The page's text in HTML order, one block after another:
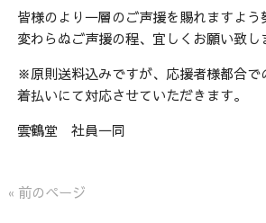
皆様のより一層のご声援を賜れますよう
変わらぬご声援の程、宜しくお願い致し
※原則送料込みですが、応援者様都合で
着払いにて対応させていただきます。
雲鶴堂 社員一同
« 前のページ